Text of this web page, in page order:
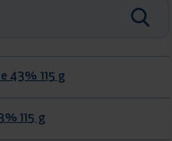
43% 115 g
115 g